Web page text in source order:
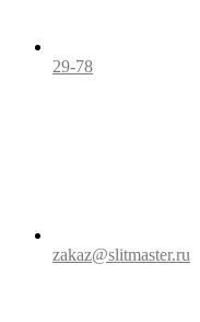
29-78
zakaz@slitmaster.ru